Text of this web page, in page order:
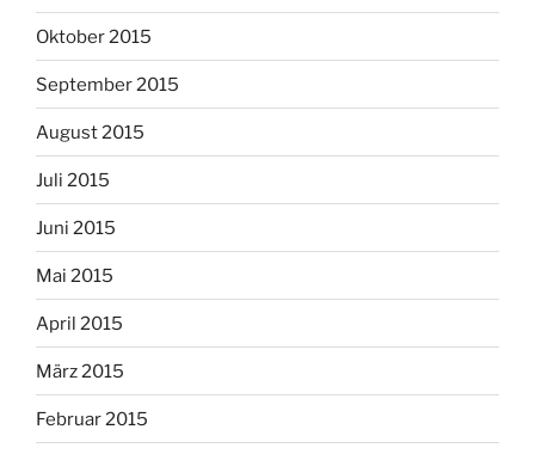
Oktober 2015
September 2015
August 2015
Juli 2015
Juni 2015
Mai 2015
April 2015
März 2015
Februar 2015